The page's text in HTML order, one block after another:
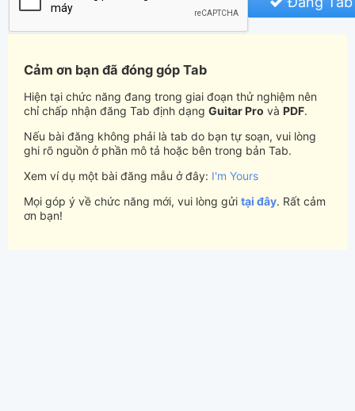
Cảm ơn bạn đã đóng góp Tab
Hiện tại chức năng đang trong giai đoạn thử nghiệm nên
chỉ chấp nhận đăng Tab định dạng Guitar Pro và PDF.
Nếu bài đăng không phải là tab do bạn tự soạn, vui lòng
ghi rõ nguồn ở phần mô tả hoặc bên trong bản Tab.
Xem ví dụ một bài đăng mẫu ở đây: I'm Yours
Mọi góp ý về chức năng mới, vui lòng gửi tại đây. Rất cảm
ơn bạn!